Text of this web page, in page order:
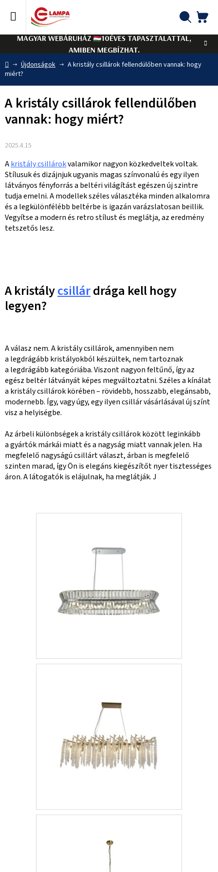
tartalomhoz
MAGYAR WEBÁRUHÁZ
10ÉVES TAPASZTALATTAL,
AMIBEN MEGBÍZHAT.
Kezdőlap
Újdonságok
A kristály csillárok fellendülőben vannak: hogy
miért?
A kristály csillárok fellendülőben
vannak: hogy miért?
2025.4.15
Akristály csillárokvalamikor nagyon közkedveltek voltak.
Stílusuk és dizájnjuk ugyanis magas színvonalú és egy ilyen
látványos fényforrás a beltéri világítást egészen új szintre
tudja emelni. A modellek széles választéka minden alkalomra
és a legkülönfélébb beltérbe is igazán varázslatosan beillik.
Vegyítse a modern és retro stílust és meglátja, az eredmény
tetszetős lesz.
A kristálycsillárdrága kell hogy
legyen?
A válasz nem. A kristály csillárok, amennyiben nem
a legdrágább kristályokból készültek, nem tartoznak
a legdrágább kategóriába. Viszont nagyon feltűnő, így az
egész beltér látványát képes megváltoztatni. Széles a kínálat
a kristály csillárok körében – rövidebb, hosszabb, elegánsabb,
modernebb. Így, vagy úgy, egy ilyen csillár vásárlásával új színt
visz a helyiségbe.
Az árbeli különbségek a kristály csillárok között leginkább
a gyártók márkái miatt és a nagyság miatt vannak jelen. Ha
megfelelő nagyságú csillárt választ, árban is megfelelő
szinten marad, így Ön is elegáns kiegészítőt nyer tisztességes
áron. A látogatók is elájulnak, ha meglátják.J